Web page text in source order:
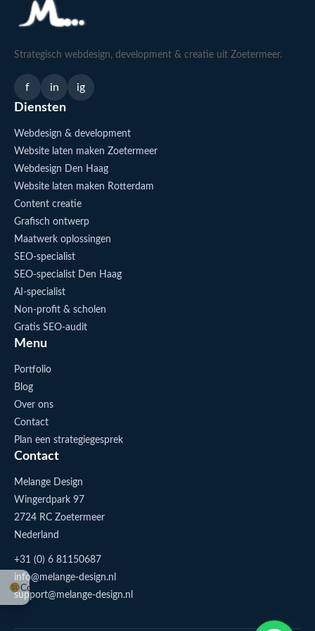
Cookie-instellingen
Strategisch webdesign, development & creatie uit Zoetermeer.
f in ig
Diensten
Webdesign & development
Website laten maken Zoetermeer
Webdesign Den Haag
Website laten maken Rotterdam
Content creatie
Grafisch ontwerp
Maatwerk oplossingen
SEO-specialist
SEO-specialist Den Haag
AI-specialist
Non-profit & scholen
Gratis SEO-audit
Menu
Portfolio
Blog
Over ons
Contact
Plan een strategiegesprek
Contact
Melange Design
Wingerdpark 97
2724 RC Zoetermeer
Nederland
+31 (0) 6 81150687
info@melange-design.nl
support@melange-design.nl